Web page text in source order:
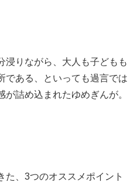
浸りながら、大人も子どもも
である、といっても過言では
詰め込まれたゆめぎんが。
た、3つのオススメポイント